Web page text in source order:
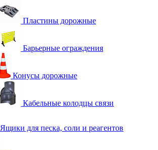
Пластины дорожные
Барьерные ограждения
Конусы дорожные
Кабельные колодцы связи
Ящики для песка, соли и реагентов